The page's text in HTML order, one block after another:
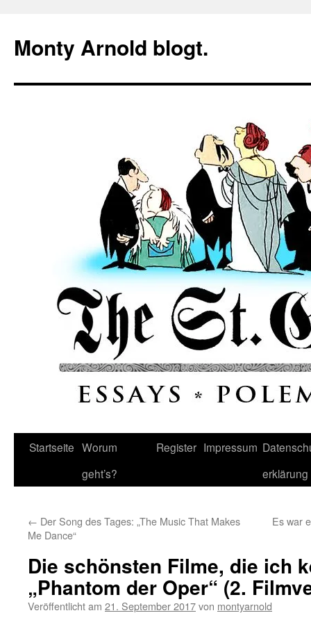
springen
Monty Arnold blogt.
Startseite Worum
geht’s?
Register Impressum
erklärung
← Der Song des Tages: „The Music That Makes
Me Dance“
Es war
Die schönsten Filme, die ich
„Phantom der Oper“ (2.
Veröffentlicht am 21. September 2017von montyarnold